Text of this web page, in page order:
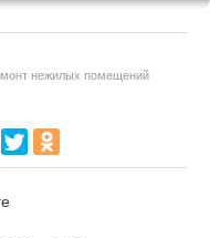
нежилых помещений